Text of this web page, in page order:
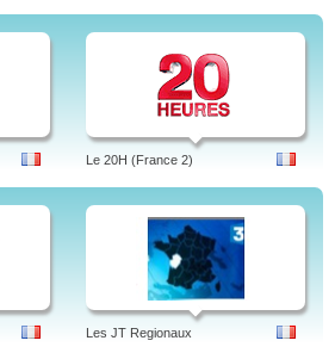
Le 20H (France 2)
Les JT Regionaux